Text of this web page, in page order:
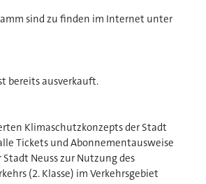
sind zu finden im Internet unter
bereits ausverkauft.
Klimaschutzkonzepts der Stadt
Tickets und Abonnementausweise
Neuss zur Nutzung des
(2. Klasse) im Verkehrsgebiet